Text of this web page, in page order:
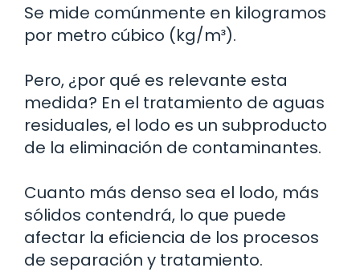
Se mide comúnmente en kilogramos
por metro cúbico (kg/m³).
Pero, ¿por qué es relevante esta
medida? En el tratamiento de aguas
residuales, el lodo es un subproducto
de la eliminación de contaminantes.
Cuanto más denso sea el lodo, más
sólidos contendrá, lo que puede
afectar la eficiencia de los procesos
de separación y tratamiento.